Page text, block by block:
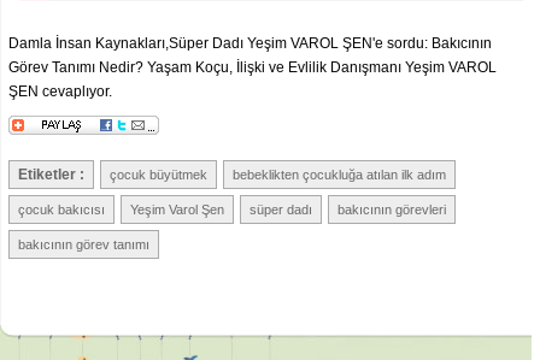
Damla İnsan Kaynakları,Süper Dadı Yeşim VAROL ŞEN'e sordu: Bakıcının
Görev Tanımı Nedir? Yaşam Koçu, İlişki ve Evlilik Danışmanı Yeşim VAROL
ŞEN cevaplıyor.
Etiketler : çocuk büyütmek bebeklikten çocukluğa atılan ilk adım
çocuk bakıcısı Yeşim Varol Şen süper dadı bakıcının görevleri
bakıcının görev tanımı